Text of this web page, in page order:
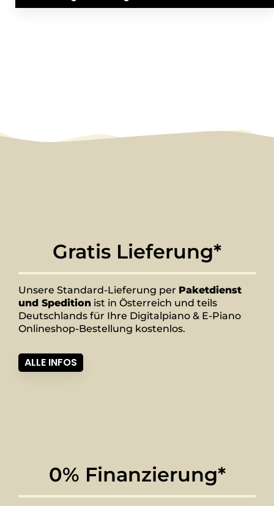
Gratis Lieferung*
Unsere Standard-Lieferung per Paketdienst
und Spedition ist in Österreich und teils
Deutschlands für Ihre Digitalpiano & E-Piano
Onlineshop-Bestellung kostenlos.
ALLE INFOS
0% Finanzierung*